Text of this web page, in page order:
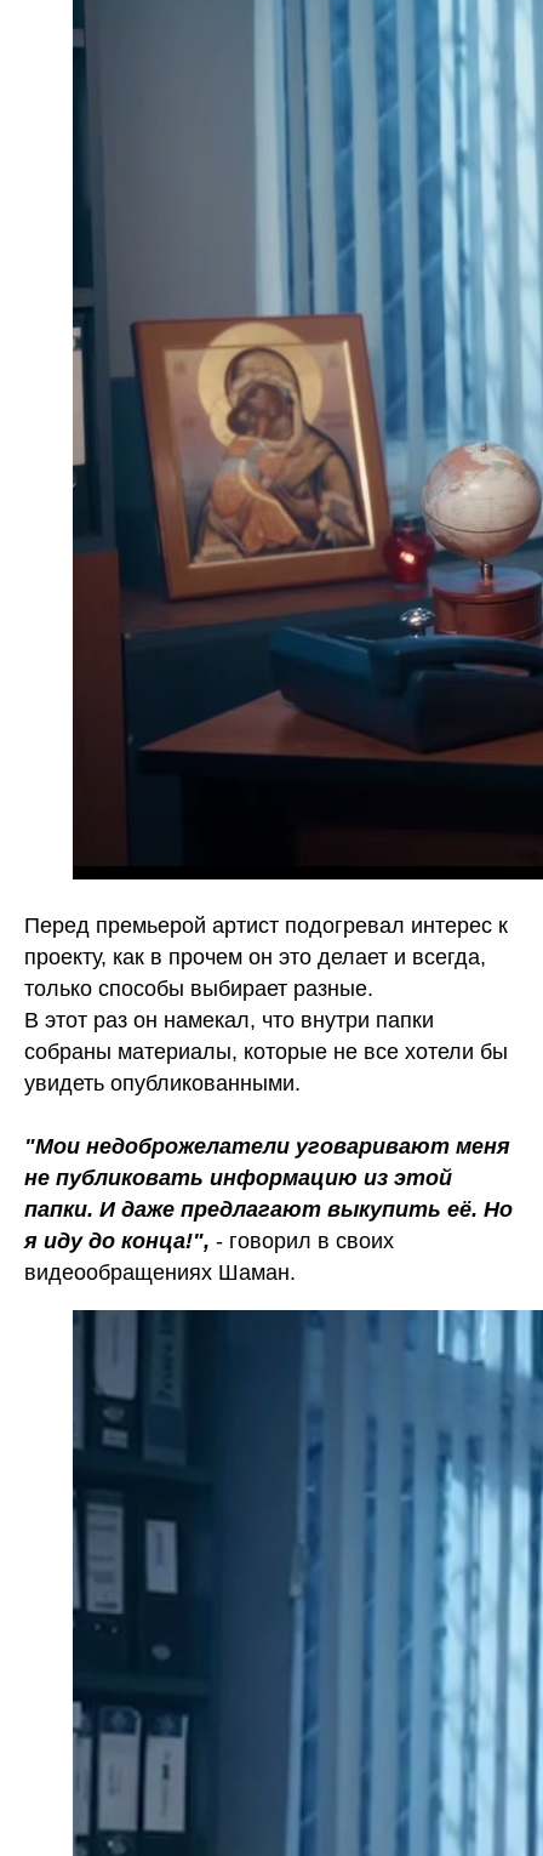
Перед премьерой артист подогревал интерес к
проекту, как в прочем он это делает и всегда,
только способы выбирает разные.
В этот раз он намекал, что внутри папки
собраны материалы, которые не все хотели бы
увидеть опубликованными.
"Мои недоброжелатели уговаривают меня
не публиковать информацию из этой
папки. И даже предлагают выкупить её. Но
я иду до конца!", - говорил в своих
видеообращениях Шаман.